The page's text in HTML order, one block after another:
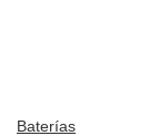
Baterías